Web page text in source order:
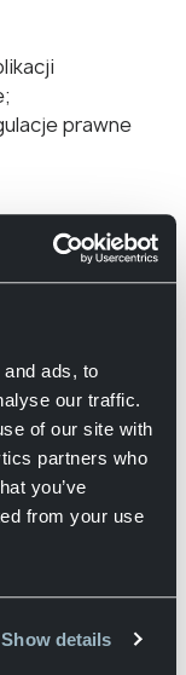
ads, to
our traffic.
of our site with
partners who
you’ve
from your use
Show details
prawne
wzrostu
w następującej
napędowego
odbywa się
porównanie
są